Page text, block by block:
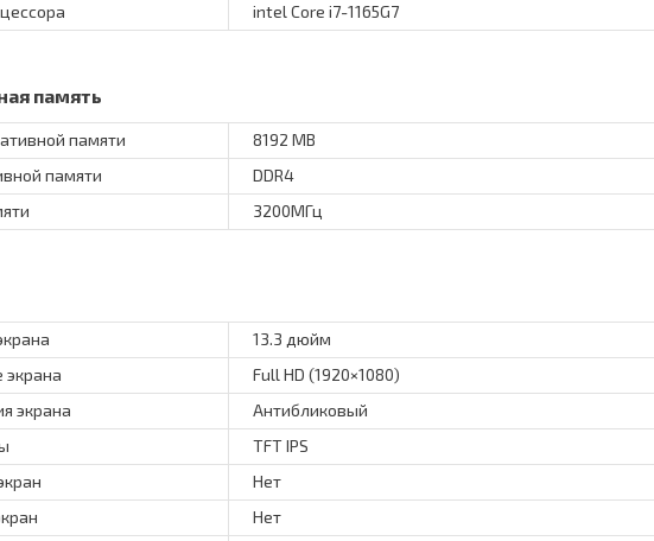
intel Core i7-1165G7
память
памяти
8192 MB
памяти
DDR4
3200МГц
13.3 дюйм
экрана
Full HD (1920×1080)
экрана
Антибликовый
TFT IPS
Нет
Нет